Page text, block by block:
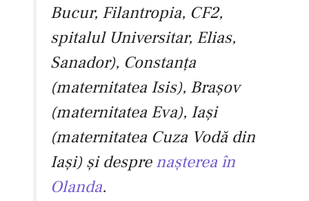
Bucur, Filantropia, CF2,
spitalul Universitar, Elias,
Sanador), Constanţa
(maternitatea Isis), Braşov
(maternitatea Eva), Iaşi
(maternitatea Cuza Vodă din
Iaşi) şi desprenaşterea în
Olanda.